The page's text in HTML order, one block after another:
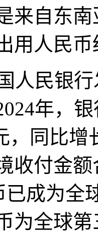
来自东
用人民
人民银
年，
，同比增
收付金
已成为全
为全球